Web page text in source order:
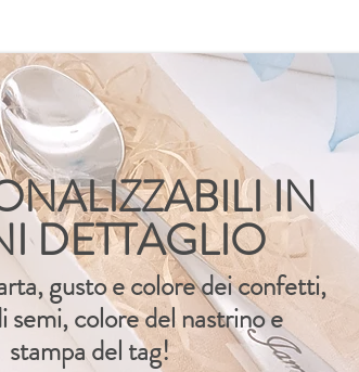
IN
DETTAGLIO
gusto e colore dei confetti,
semi, colore del nastrino e
stampa del tag!